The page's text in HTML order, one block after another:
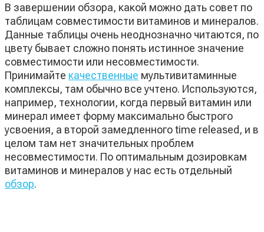
В завершении обзора, какой можно дать совет по
таблицам совместимости витаминов и минералов.
Данные таблицы очень неоднозначно читаются, по
цвету бывает сложно понять истинное значение
совместимости или несовместимости.
Принимайте качественные мультивитаминные
комплексы, там обычно все учтено. Используются,
например, технологии, когда первый витамин или
минерал имеет форму максимально быстрого
усвоения, а второй замедленного time released, и в
целом там нет значительных проблем
несовместимости. По оптимальным дозировкам
витаминов и минералов у нас есть отдельный
обзор.